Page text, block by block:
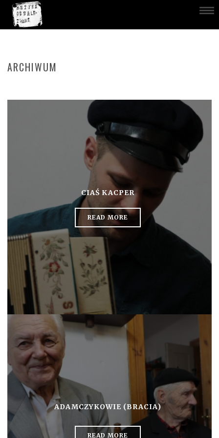
ARCHIWUM
CIAŚ KACPER
READ MORE
ADAMCZYKOWIE (BRACIA)
READ MORE